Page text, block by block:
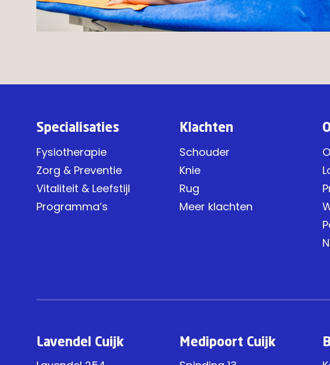
Specialisaties
Fysiotherapie
Zorg & Preventie
Vitaliteit & Leefstijl
Programma’s
Klachten
Schouder
Knie
Rug
Meer klachten
Lavendel Cuijk Medipoort Cuijk